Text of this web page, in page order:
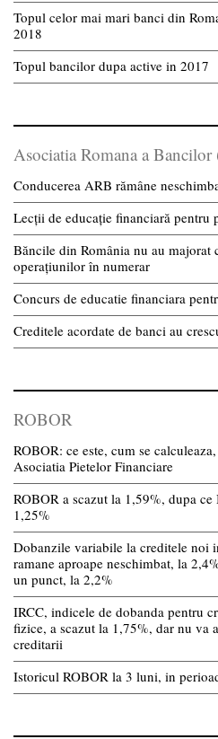
Topul celor mai mari banci din
2018
Topul bancilor dupa active in 2017
Asociatia Romana a
Conducerea ARB rămâne
Lecții de educație financiară pentru
Băncile din România nu au majorat
operațiunilor în numerar
Concurs de educatie financiara
Creditele acordate de banci au
ROBOR
ROBOR: ce este, cum se
Asociatia Pietelor Financiare
ROBOR a scazut la 1,59%, dupa
1,25%
Dobanzile variabile la creditele noi
ramane aproape neschimbat, la
un punct, la 2,2%
IRCC, indicele de dobanda pentru
fizice, a scazut la 1,75%, dar nu va
creditarii
Istoricul ROBOR la 3 luni, in